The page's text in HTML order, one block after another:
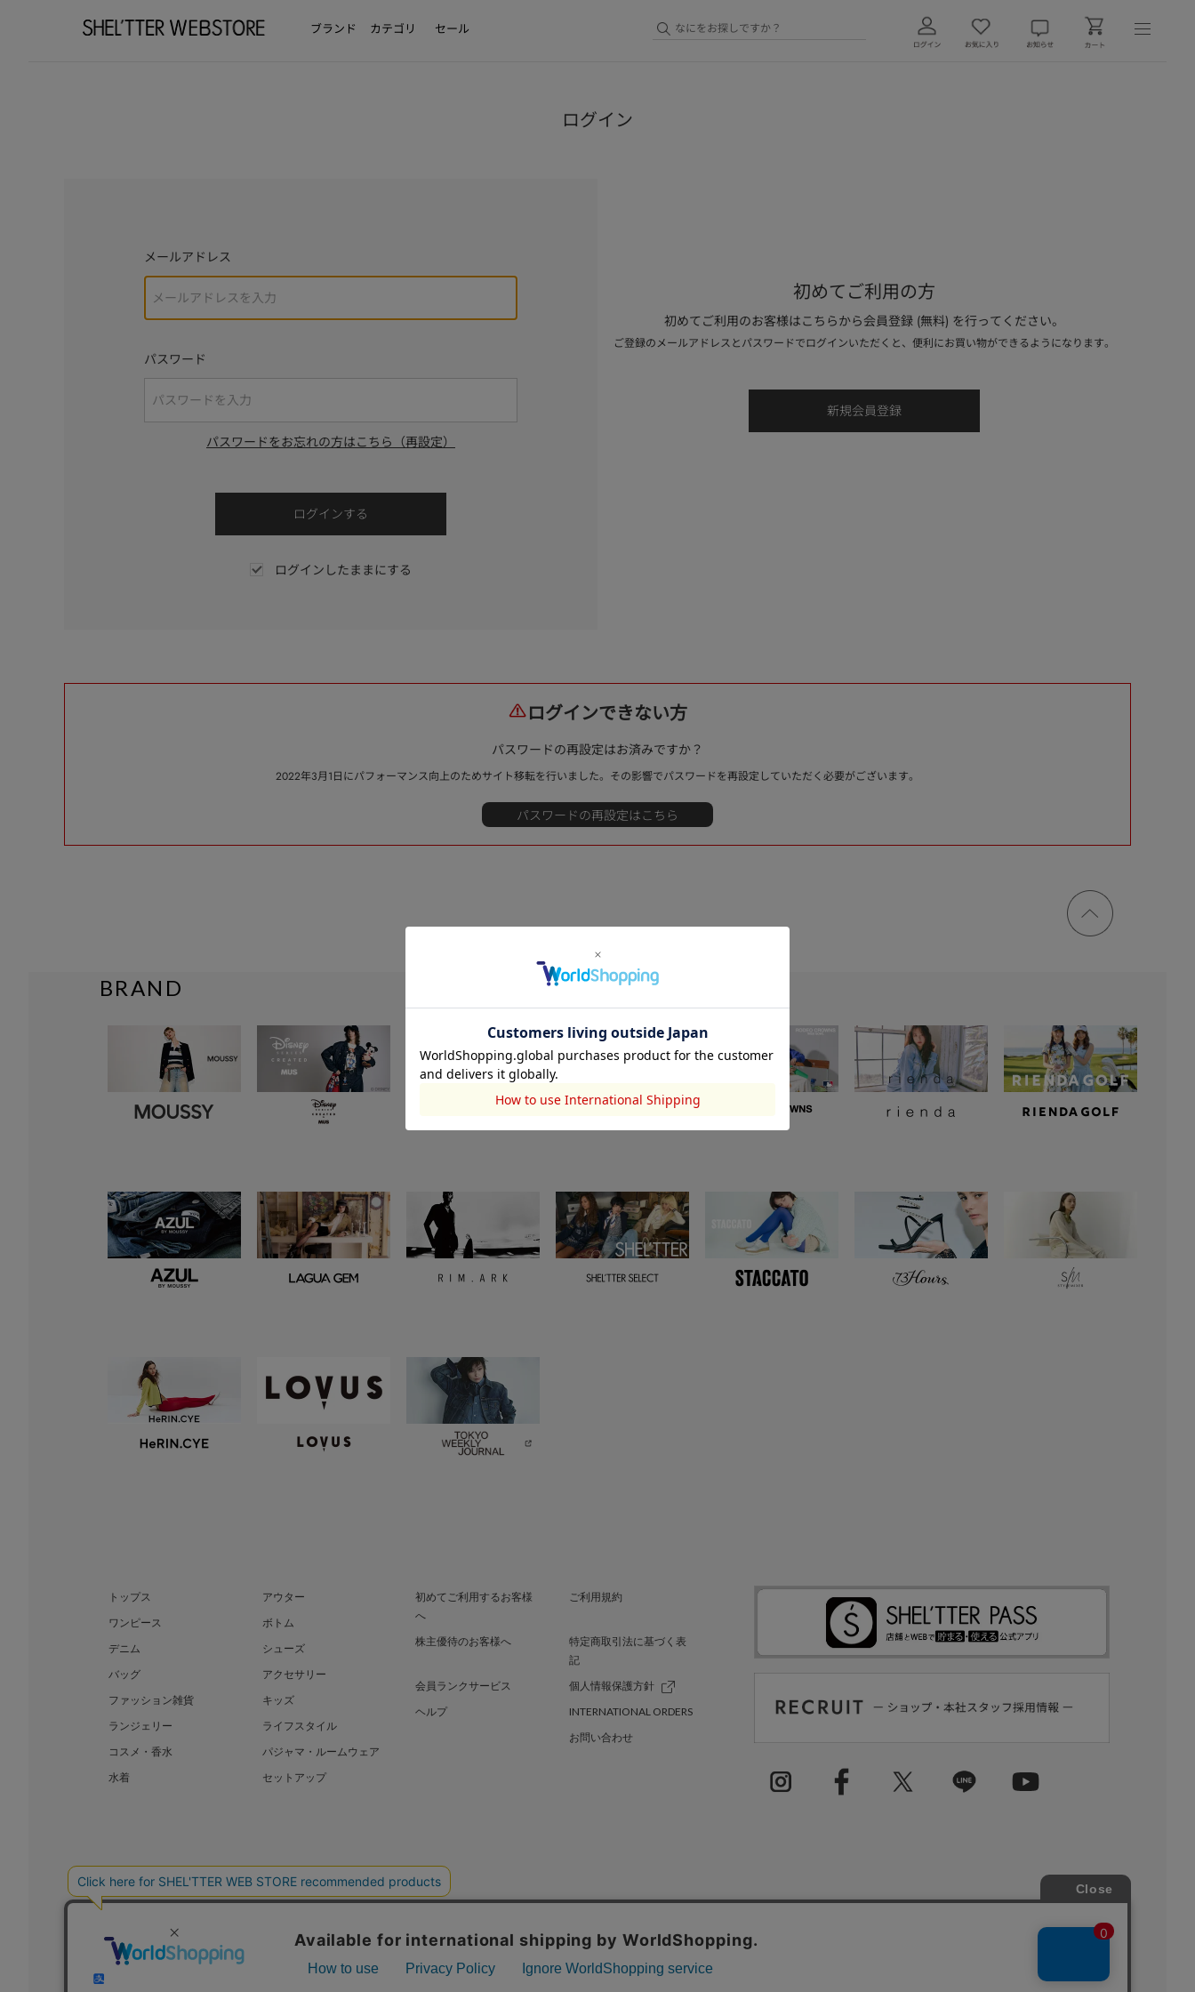
ブランド カテゴリ セール
ログイン
メールアドレス
パスワード
パスワードをお忘れの方はこちら（再設定）
ログインしたままにする
初めてご利用の方
初めてご利用のお客様はこちらから会員登録 (無料) を行ってください。
ご登録のメールアドレスとパスワードでログインいただくと、便利にお買い物ができるようになります。
ログインできない方
パスワードの再設定はお済みですか？
2022年3月1日にパフォーマンス向上のためサイト移転を行いました。その影響でパスワードを再設定していただく必要がございます。
ページ
トップ
BRAND
トップス
アウター
ワンピース
ボトム
デニム
シューズ
バッグ
アクセサリー
ファッション雑貨
キッズ
ランジェリー
ライフスタイル
コスメ・香水
パジャマ・ルームウェア
水着
セットアップ
初めてご利用するお客様
へ
ご利用規約
株主優待のお客様へ
特定商取引法に基づく表
記
会員ランクサービス
個人情報保護方針
ヘルプ
INTERNATIONAL ORDERS
お問い合わせ